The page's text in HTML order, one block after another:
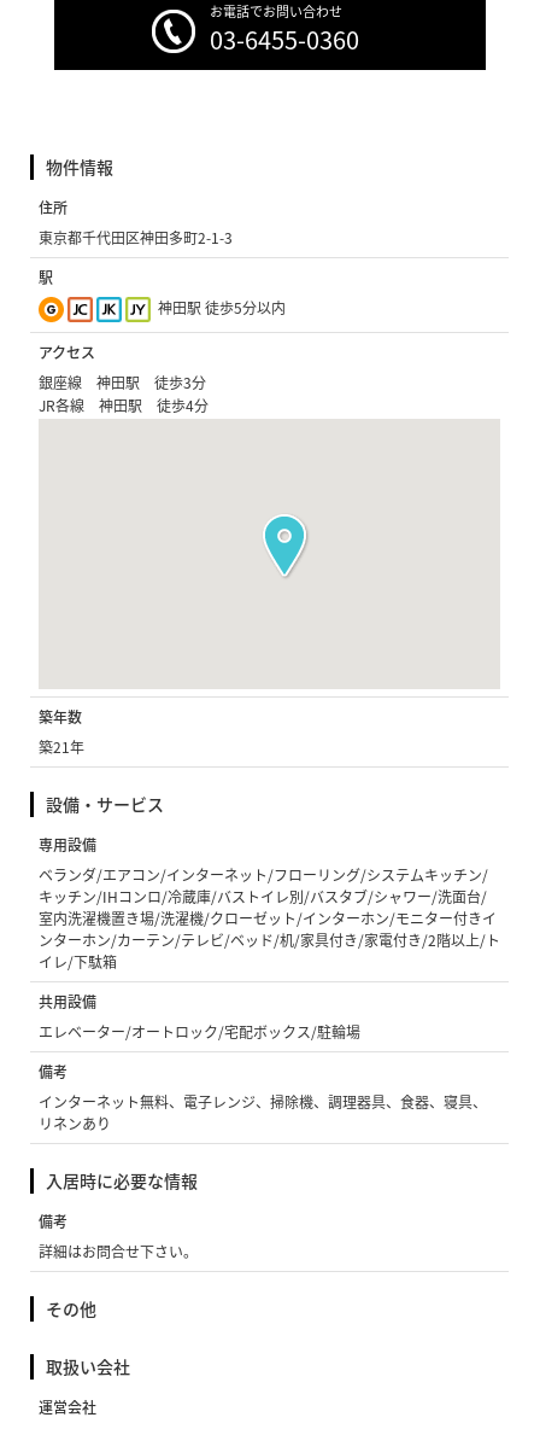
お電話でお問い合わせ
03-6455-0360
物件情報
住所
東京都千代田区神田多町2-1-3
駅
神田駅 徒歩5分以内
アクセス
銀座線 神田駅 徒歩3分
JR各線 神田駅 徒歩4分
築年数
築21年
設備・サービス
専用設備
ベランダ/エアコン/インターネット/フローリング/システムキッチン/
キッチン/IHコンロ/冷蔵庫/バストイレ別/バスタブ/シャワー/洗面台/
室内洗濯機置き場/洗濯機/クローゼット/インターホン/モニター付きイ
ンターホン/カーテン/テレビ/ベッド/机/家具付き/家電付き/2階以上/ト
イレ/下駄箱
共用設備
エレベーター/オートロック/宅配ボックス/駐輪場
備考
インターネット無料、電子レンジ、掃除機、調理器具、食器、寝具、
リネンあり
入居時に必要な情報
備考
詳細はお問合せ下さい。
その他
取扱い会社
運営会社